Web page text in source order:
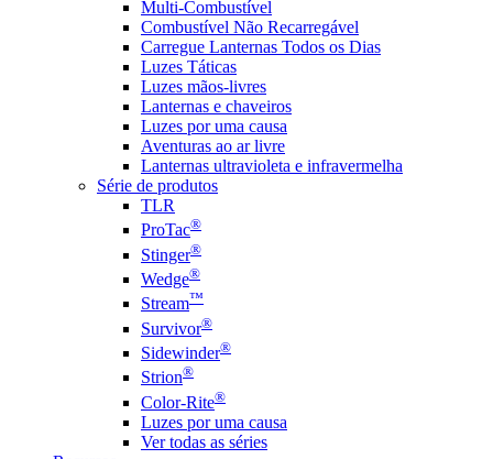
Multi-Combustível
Combustível Não Recarregável
Carregue Lanternas Todos os Dias
Luzes Táticas
Luzes mãos-livres
Lanternas e chaveiros
Luzes por uma causa
Aventuras ao ar livre
Lanternas ultravioleta e infravermelha
Série de produtos
TLR
ProTac®
Stinger®
Wedge®
Stream™
Survivor®
Sidewinder®
Strion®
Color-Rite®
Luzes por uma causa
Ver todas as séries